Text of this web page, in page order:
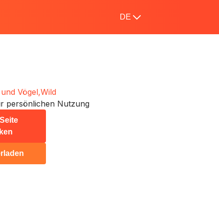
DE
Vögel,Wild
persönlichen Nutzung